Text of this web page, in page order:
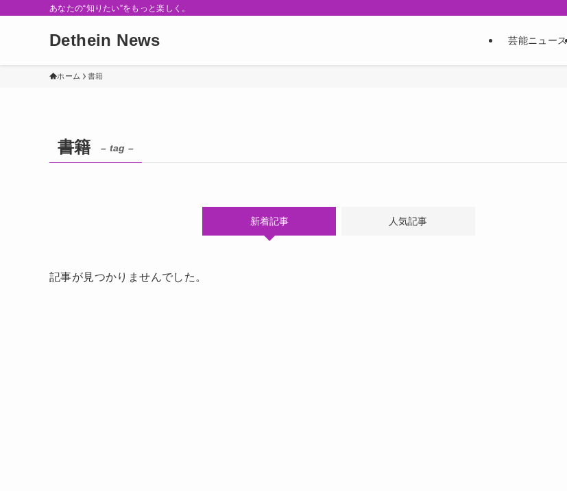
あなたの“知りたい”をもっと楽しく。
Dethein News 芸能ニュース
ホーム 書籍
書籍 – tag –
新着記事 人気記事
記事が見つかりませんでした。